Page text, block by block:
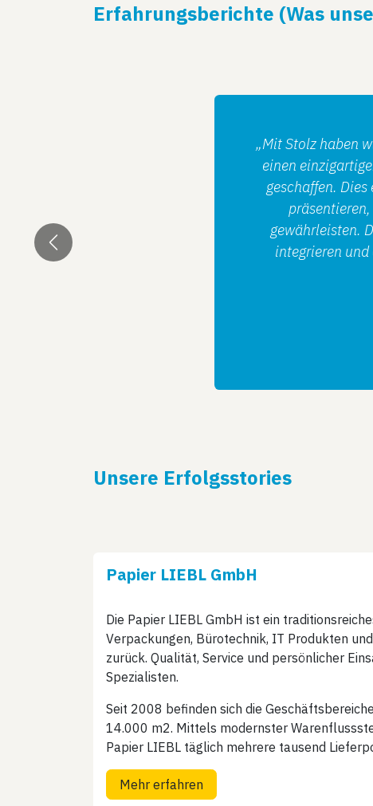
Erfahrungsberichte (Was
„Mit Stolz haben
einen
geschaffen.
gewährleisten.
integrieren
Zurück
Unsere Erfolgsstories
Papier LIEBL GmbH
Die Papier LIEBL GmbH ist ein
Verpackungen, Bürotechnik, IT Produkten
zurück. Qualität, Service und persönlicher
Spezialisten.
Seit 2008 befinden sich die
14.000 m2. Mittels modernster
Papier LIEBL täglich mehrere tausend
Mehr erfahren